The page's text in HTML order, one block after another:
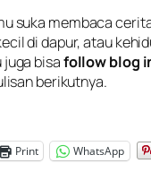
suka membaca
di dapur, atau
bisafollow blog
berikutnya.
Print
WhatsApp